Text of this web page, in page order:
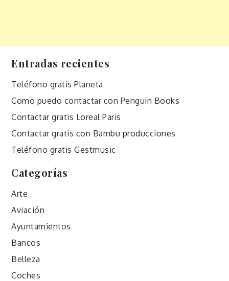
Entradas recientes
Teléfono gratis Planeta
Como puedo contactar con Penguin Books
Contactar gratis Loreal Paris
Contactar gratis con Bambu producciones
Teléfono gratis Gestmusic
Categorías
Arte
Aviación
Ayuntamientos
Bancos
Belleza
Coches